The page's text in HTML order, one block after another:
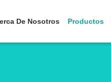
De Nosotros Productos